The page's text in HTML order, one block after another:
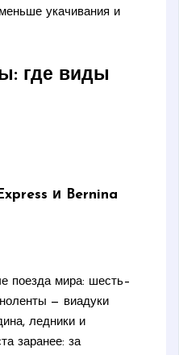
укачивания и
где виды
и Bernina
поезда мира: шесть–
— виадуки
ледники и
заранее: за